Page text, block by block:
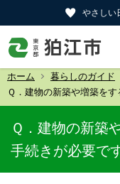
やさしい
ホーム 暮らしのガイド
Ｑ．建物の新築や増築を
Ｑ．建物の新築
手続きが必要で